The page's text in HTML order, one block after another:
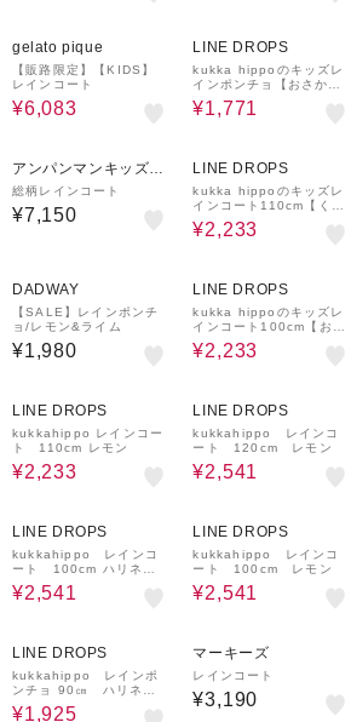
gelato pique
【販路限定】【KIDS】
レインコート
¥6,083
LINE DROPS
kukka hippoのキッズレ
インポンチョ【おさか
な】
¥1,771
アンパンマンキッズコ
レクション
総柄レインコート
¥7,150
LINE DROPS
kukka hippoのキッズレ
インコート110cm【くだ
もの】
¥2,233
DADWAY
【SALE】レインポンチ
ョ/レモン&ライム
¥1,980
LINE DROPS
kukka hippoのキッズレ
インコート100cm【おや
つ】
¥2,233
LINE DROPS
kukkahippo レインコー
ト 110cm レモン
¥2,233
LINE DROPS
kukkahippo レインコ
ート 120cm レモン
¥2,541
LINE DROPS
kukkahippo レインコ
ート 100cm ハリネズ
ミ
¥2,541
LINE DROPS
kukkahippo レインコ
ート 100cm レモン
¥2,541
LINE DROPS
kukkahippo レインポ
ンチョ 90㎝ ハリネズ
ミ
¥1,925
マーキーズ
レインコート
¥3,190